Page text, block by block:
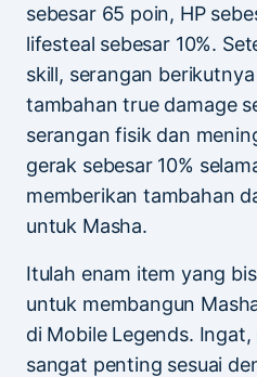
sebesar 65 poin, HP
lifesteal sebesar 10%.
skill, serangan
tambahan true damage
serangan fisik dan
gerak sebesar 10%
memberikan tambahan
untuk Masha.
Itulah enam item yang
untuk membangun
di Mobile Legends.
sangat penting sesuai